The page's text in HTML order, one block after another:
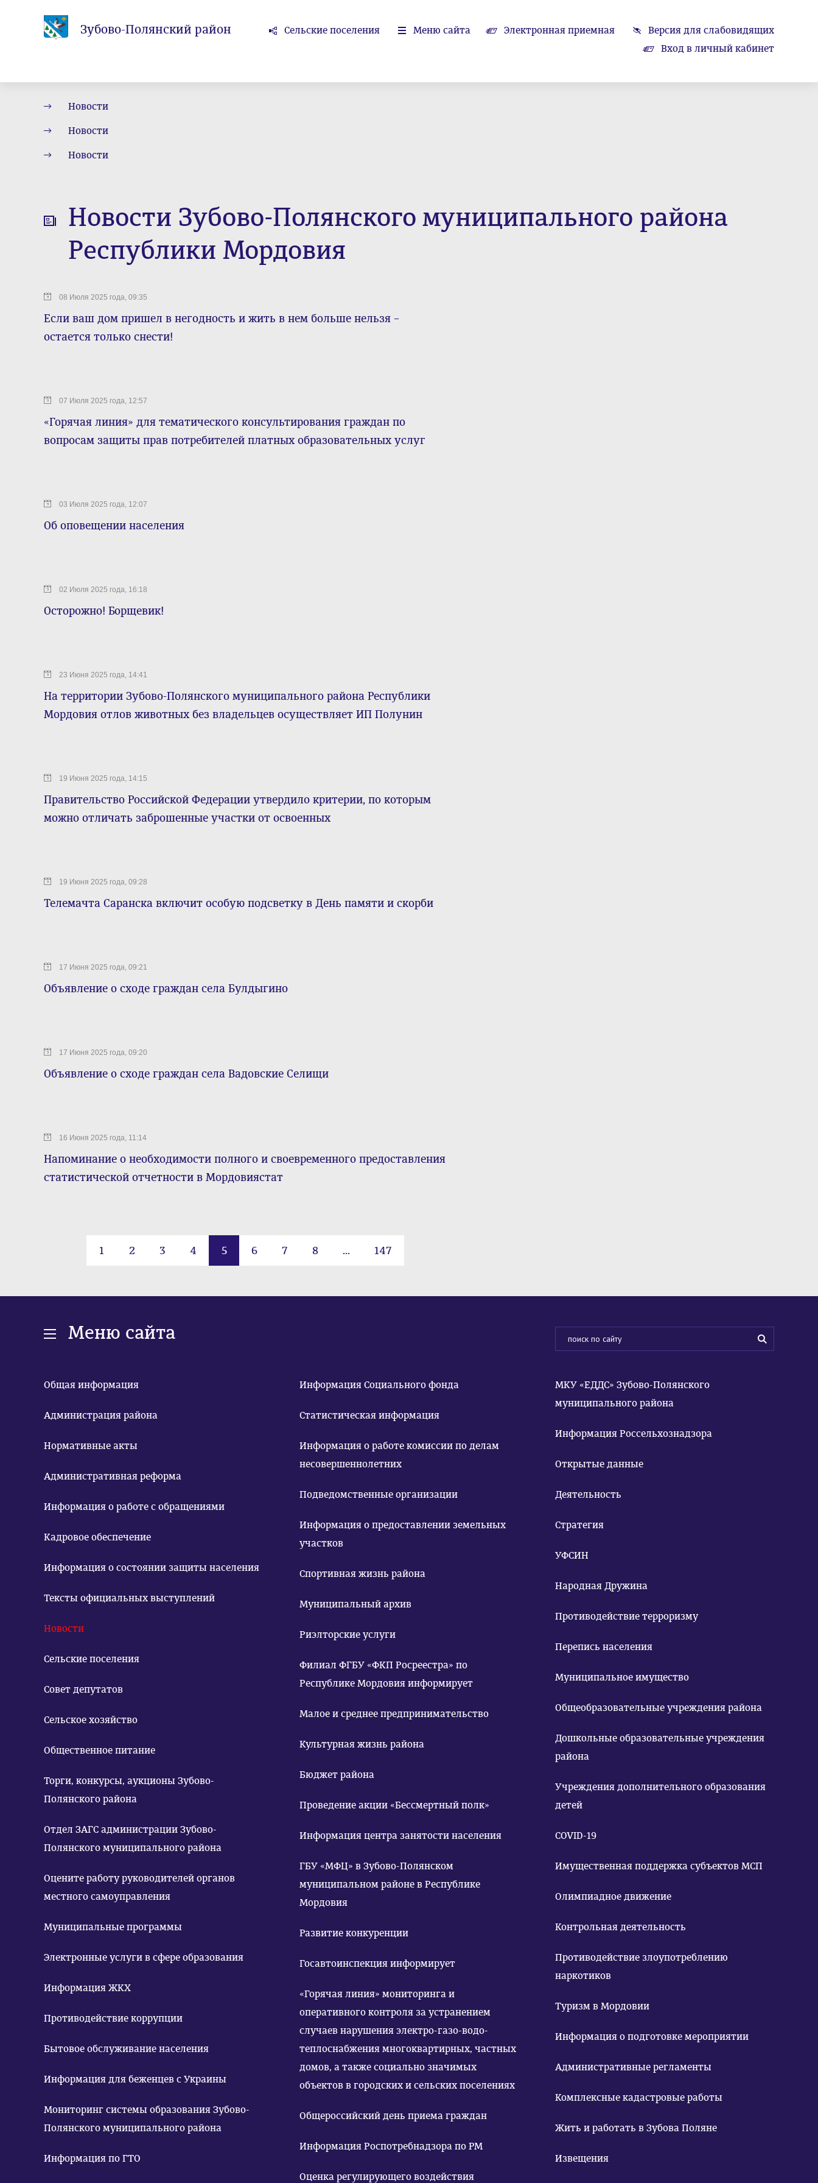
Зубово-Полянский район Сельские поселения Меню сайта Электронная приемная
Версия для слабовидящих
Вход в личный кабинет
Новости
Новости
Новости
Новости Зубово-Полянского муниципального района
Республики Мордовия
08 Июля 2025 года, 09:35
Если ваш дом пришел в негодность и жить в нем больше нельзя –
остается только снести!
07 Июля 2025 года, 12:57
«Горячая линия» для тематического консультирования граждан по
вопросам защиты прав потребителей платных образовательных услуг
03 Июля 2025 года, 12:07
Об оповещении населения
02 Июля 2025 года, 16:18
Осторожно! Борщевик!
23 Июня 2025 года, 14:41
На территории Зубово-Полянского муниципального района Республики
Мордовия отлов животных без владельцев осуществляет ИП Полунин
19 Июня 2025 года, 14:15
Правительство Российской Федерации утвердило критерии, по которым
можно отличать заброшенные участки от освоенных
19 Июня 2025 года, 09:28
Телемачта Саранска включит особую подсветку в День памяти и скорби
17 Июня 2025 года, 09:21
Объявление о сходе граждан села Булдыгино
17 Июня 2025 года, 09:20
Объявление о сходе граждан села Вадовские Селищи
16 Июня 2025 года, 11:14
Напоминание о необходимости полного и своевременного предоставления
статистической отчетности в Мордовиястат
1 2 3 4 5 6 7 8 ... 147
Меню сайта
Общая информация
Администрация района
Нормативные акты
Административная реформа
Информация о работе с обращениями
Кадровое обеспечение
Информация о состоянии защиты населения
Тексты официальных выступлений
Новости
Сельские поселения
Совет депутатов
Сельское хозяйство
Общественное питание
Торги, конкурсы, аукционы Зубово-
Полянского района
Отдел ЗАГС администрации Зубово-
Полянского муниципального района
Оцените работу руководителей органов
местного самоуправления
Муниципальные программы
Электронные услуги в сфере образования
Информация ЖКХ
Противодействие коррупции
Бытовое обслуживание населения
Информация для беженцев с Украины
Мониторинг системы образования Зубово-
Полянского муниципального района
Информация по ГТО
Информация Социального фонда
Статистическая информация
Информация о работе комиссии по делам
несовершеннолетних
Подведомственные организации
Информация о предоставлении земельных
участков
Спортивная жизнь района
Муниципальный архив
Риэлторские услуги
Филиал ФГБУ «ФКП Росреестра» по
Республике Мордовия информирует
Малое и среднее предпринимательство
Культурная жизнь района
Бюджет района
Проведение акции «Бессмертный полк»
Информация центра занятости населения
ГБУ «МФЦ» в Зубово-Полянском
муниципальном районе в Республике
Мордовия
Развитие конкуренции
Госавтоинспекция информирует
«Горячая линия» мониторинга и
оперативного контроля за устранением
случаев нарушения электро-газо-водо-
теплоснабжения многоквартирных, частных
домов, а также социально значимых
объектов в городских и сельских поселениях
Общероссийский день приема граждан
Информация Роспотребнадзора по РМ
Оценка регулирующего воздействия
МКУ «ЕДДС» Зубово-Полянского
муниципального района
Информация Россельхознадзора
Открытые данные
Деятельность
Стратегия
УФСИН
Народная Дружина
Противодействие терроризму
Перепись населения
Муниципальное имущество
Общеобразовательные учреждения района
Дошкольные образовательные учреждения
района
Учреждения дополнительного образования
детей
COVID-19
Имущественная поддержка субъектов МСП
Олимпиадное движение
Контрольная деятельность
Противодействие злоупотреблению
наркотиков
Туризм в Мордовии
Информация о подготовке мероприятии
Административные регламенты
Комплексные кадастровые работы
Жить и работать в Зубова Поляне
Извещения